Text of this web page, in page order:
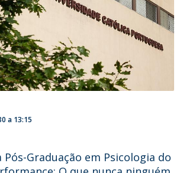
a 13:15
Graduação em Psicologia do